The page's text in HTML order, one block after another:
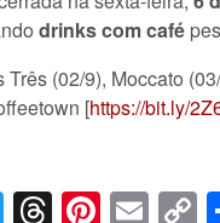
drinks com café
(02/9), Moccato
[https://bit.ly/
Twitter
Threads